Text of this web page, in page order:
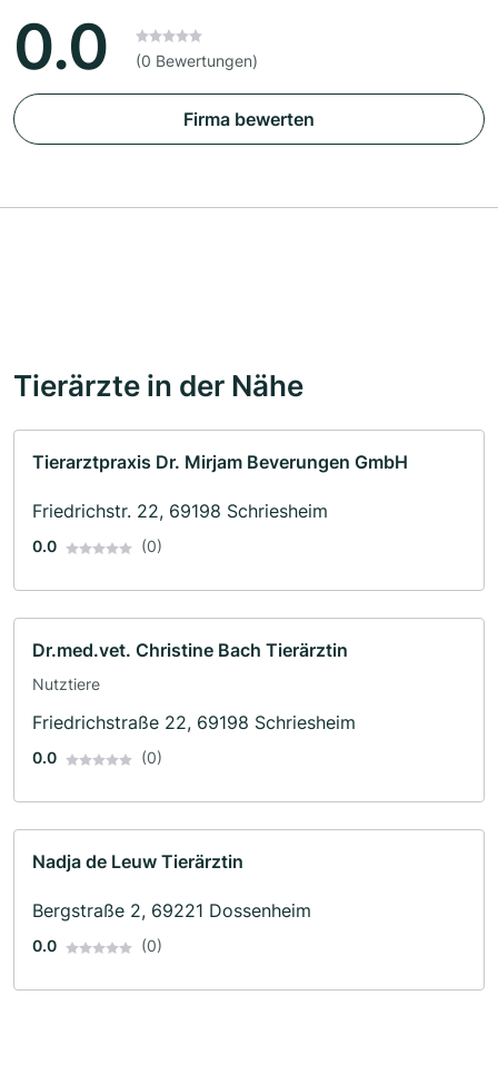
0.0 (0 Bewertungen)
Firma bewerten
Tierärzte in der Nähe
Tierarztpraxis Dr. Mirjam Beverungen GmbH
Friedrichstr. 22, 69198 Schriesheim
0.0 (0)
Dr.med.vet. Christine Bach Tierärztin
Nutztiere
Friedrichstraße 22, 69198 Schriesheim
0.0 (0)
Nadja de Leuw Tierärztin
Bergstraße 2, 69221 Dossenheim
0.0 (0)